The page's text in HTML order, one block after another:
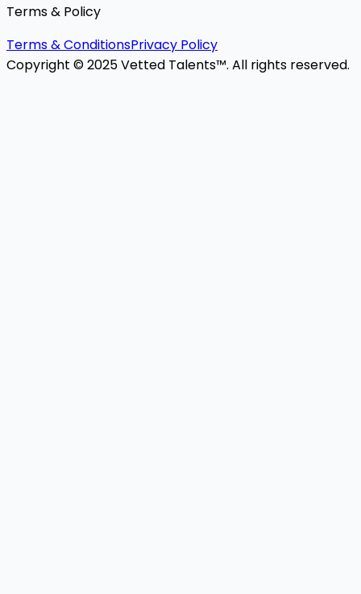
Terms & Policy
Terms & ConditionsPrivacy Policy
Copyright © 2025 Vetted Talents™. All rights reserved.